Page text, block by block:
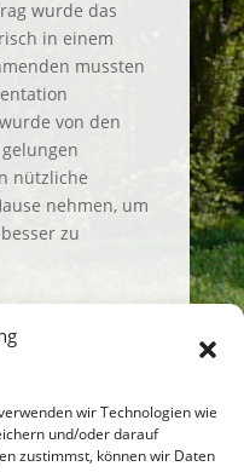
wir Technologien wie
und/oder darauf
zustimmst, können wir Daten
wurde das
in einem
mussten
von den
nützliche
nehmen, um
zu